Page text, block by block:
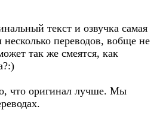
текст и озвучка самая
переводов, вобще не
так же смеятся, как
что оригинал лучше. Мы